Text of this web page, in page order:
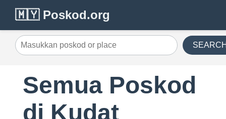
🇲🇾 Poskod.org
Semua Poskod
di Kudat